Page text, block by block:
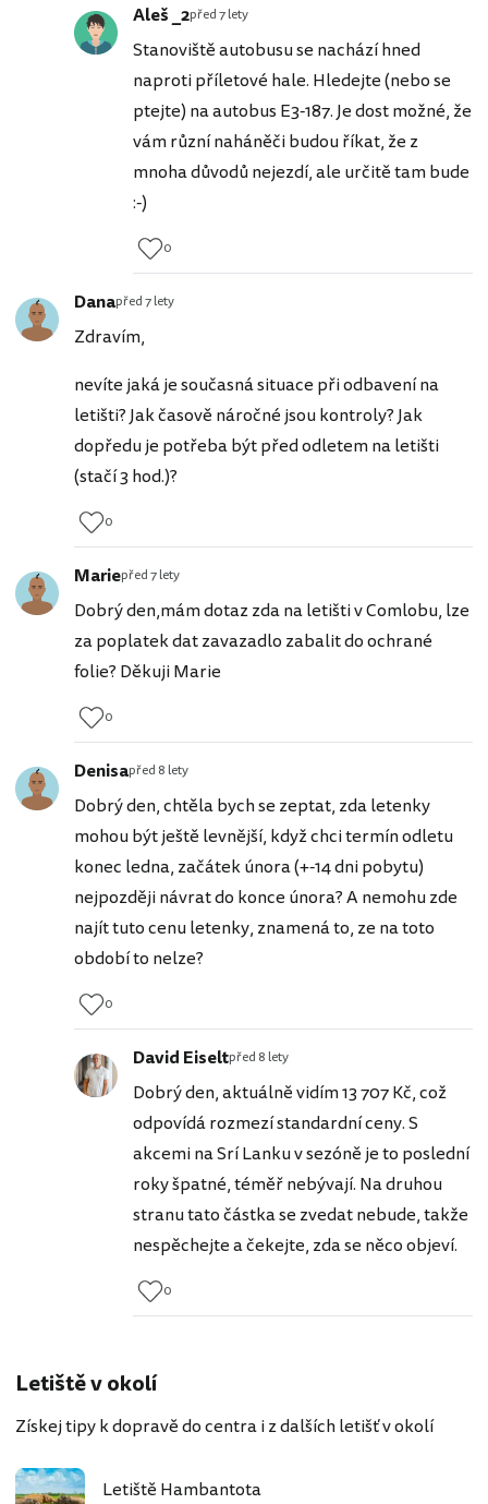
Aleš _2před 7 lety
Stanoviště autobusu se nachází hned
naproti příletové hale. Hledejte (nebo se
ptejte) na autobus E3-187. Je dost možné, že
vám různí naháněči budou říkat, že z
mnoha důvodů nejezdí, ale určitě tam bude
:-)
0
Danapřed 7 lety
Zdravím,
nevíte jaká je současná situace při odbavení na
letišti? Jak časově náročné jsou kontroly? Jak
dopředu je potřeba být před odletem na letišti
(stačí 3 hod.)?
0
Mariepřed 7 lety
Dobrý den,mám dotaz zda na letišti v Comlobu, lze
za poplatek dat zavazadlo zabalit do ochrané
folie? Děkuji Marie
0
Denisapřed 8 lety
Dobrý den, chtěla bych se zeptat, zda letenky
mohou být ještě levnější, když chci termín odletu
konec ledna, začátek února (+-14 dni pobytu)
nejpozději návrat do konce února? A nemohu zde
najít tuto cenu letenky, znamená to, ze na toto
období to nelze?
0
David Eiseltpřed 8 lety
Dobrý den, aktuálně vidím 13 707 Kč, což
odpovídá rozmezí standardní ceny. S
akcemi na Srí Lanku v sezóně je to poslední
roky špatné, téměř nebývají. Na druhou
stranu tato částka se zvedat nebude, takže
nespěchejte a čekejte, zda se něco objeví.
0
Letiště v okolí
Získej tipy k dopravě do centra i z dalších letišť v okolí
Letiště Hambantota